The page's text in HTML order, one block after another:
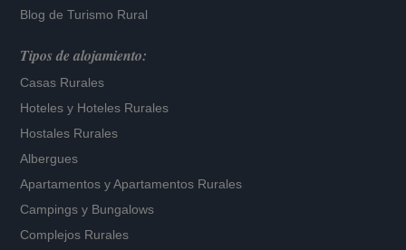
Blog de Turismo Rural
Tipos de alojamiento:
Casas Rurales
Hoteles y Hoteles Rurales
Hostales Rurales
Albergues
Apartamentos yApartamentos Rurales
Campings y Bungalows
Complejos Rurales